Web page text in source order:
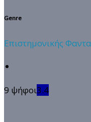
Genre
Επιστημονικής
9 ψήφοι3.4